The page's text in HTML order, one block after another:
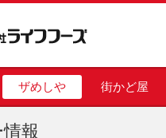
ザめしや 街かど屋
報